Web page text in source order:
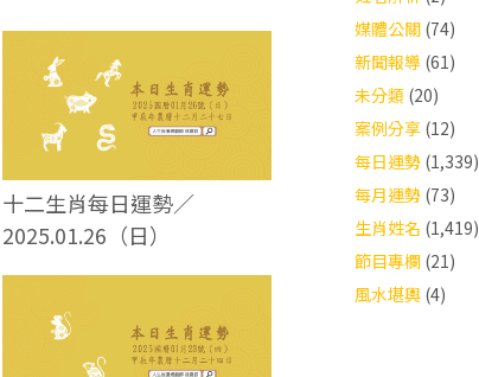
十二生肖每日運勢／
2025.01.26（日）
媒體公關 (74)
新聞報導 (61)
未分類 (20)
案例分享 (12)
每日運勢 (1,339)
每月運勢 (73)
生肖姓名 (1,419)
節目專欄 (21)
風水堪輿 (4)